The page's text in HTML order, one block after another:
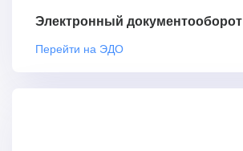
Электронный документооборот
Перейти на ЭДО